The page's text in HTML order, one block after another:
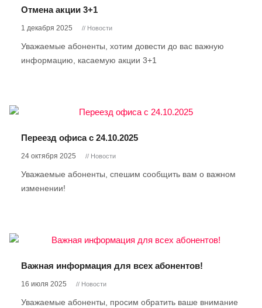
Отмена акции 3+1
1 декабря 2025 // Новости
Уважаемые абоненты, хотим довести до вас важную
информацию, касаемую акции 3+1
Переезд офиса с 24.10.2025
24 октября 2025 // Новости
Уважаемые абоненты, спешим сообщить вам о важном
изменении!
Важная информация для всех абонентов!
16 июля 2025 // Новости
Уважаемые абоненты, просим обратить ваше внимание